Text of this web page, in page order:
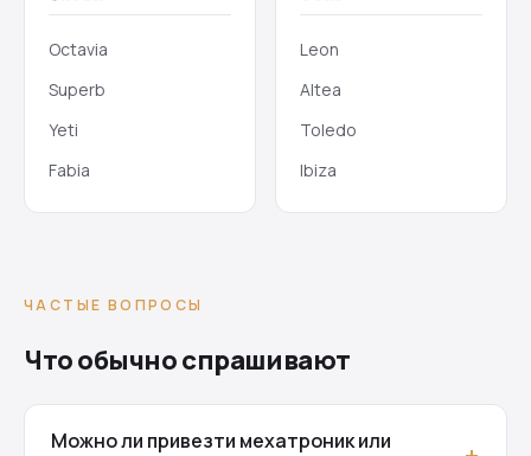
Octavia
Superb
Yeti
Fabia
Leon
Altea
Toledo
Ibiza
ЧАСТЫЕ ВОПРОСЫ
Что обычно спрашивают
Можно ли привезти мехатроник или